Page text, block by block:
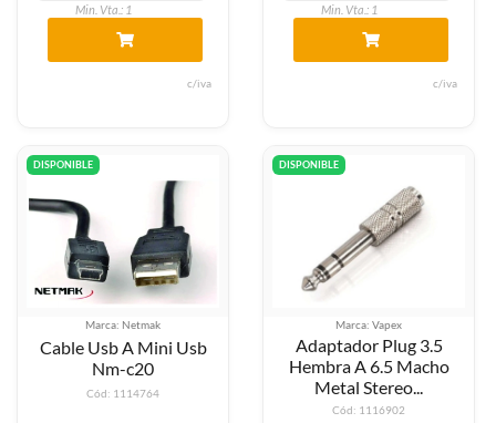
Min. Vta.: 1
c/iva
Min. Vta.: 1
c/iva
DISPONIBLE
Marca: Netmak
Cable Usb A Mini Usb
Nm-c20
Cód: 1114764
DISPONIBLE
Marca: Vapex
Adaptador Plug 3.5
Hembra A 6.5 Macho
Metal Stereo...
Cód: 1116902